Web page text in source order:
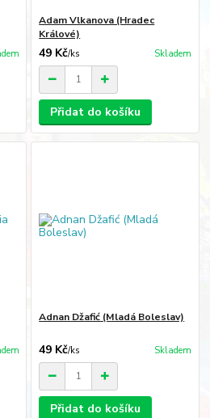
Adam Vlkanova (Hradec
Králové)
49 Kč/ks Skladem
Přidat do košíku
Adnan Džafić (Mladá Boleslav)
49 Kč/ks Skladem
Přidat do košíku